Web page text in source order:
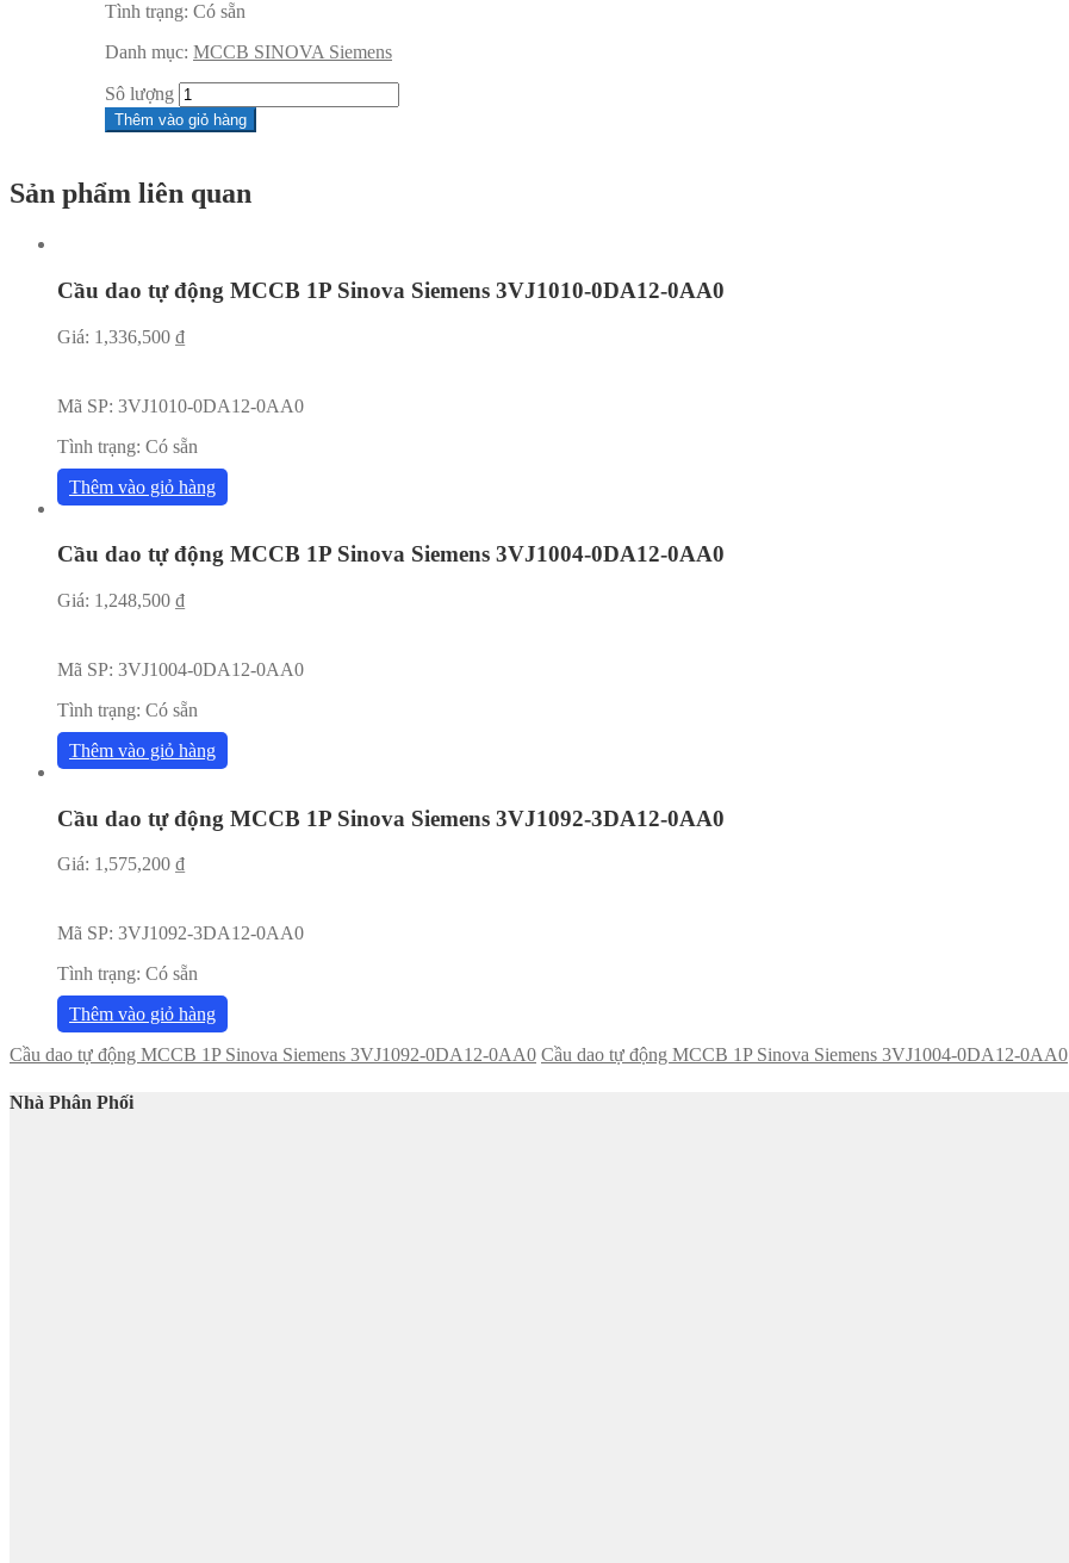
Tình trạng: Có sẵn
Danh mục: MCCB SINOVA Siemens
Sô lượng
Thêm vào giỏ hàng
Sản phẩm liên quan
Cầu dao tự động MCCB 1P Sinova Siemens 3VJ1010-0DA12-0AA0
Giá: 1,336,500 ₫
Mã SP: 3VJ1010-0DA12-0AA0
Tình trạng: Có sẵn
Thêm vào giỏ hàng
Cầu dao tự động MCCB 1P Sinova Siemens 3VJ1004-0DA12-0AA0
Giá: 1,248,500 ₫
Mã SP: 3VJ1004-0DA12-0AA0
Tình trạng: Có sẵn
Thêm vào giỏ hàng
Cầu dao tự động MCCB 1P Sinova Siemens 3VJ1092-3DA12-0AA0
Giá: 1,575,200 ₫
Mã SP: 3VJ1092-3DA12-0AA0
Tình trạng: Có sẵn
Thêm vào giỏ hàng
Cầu dao tự động MCCB 1P Sinova Siemens 3VJ1092-0DA12-0AA0 Cầu dao tự động MCCB 1P Sinova Siemens 3VJ1004-0DA12-0AA0
Nhà Phân Phối